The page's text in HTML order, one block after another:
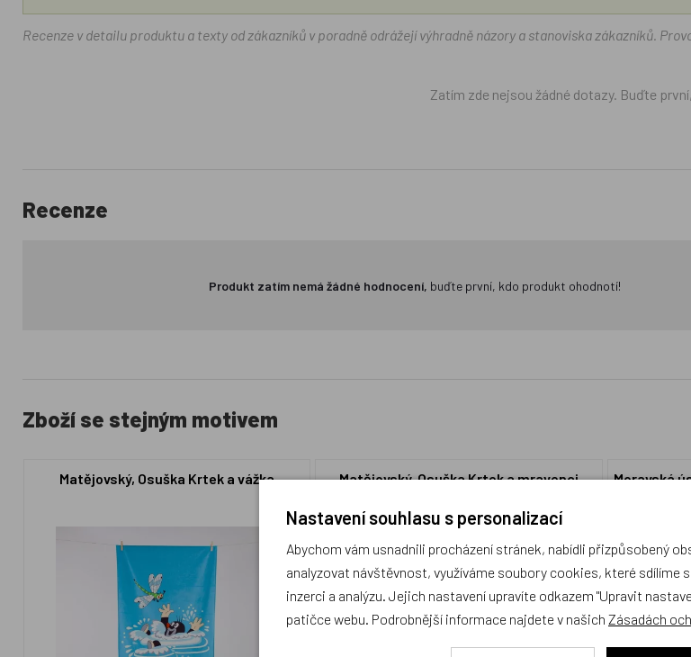
Recenze v detailu produktu a texty od zákazníků v poradně odrážejí výhradně názory a stanoviska zákazníků.
Zatím zde nejsou žádné dotazy. Buďte
Recenze
Produkt zatím nemá žádné hodnocení, buďte první, kdo produkt ohodnotí!
Zboží se stejným motivem
Matějovský, Osuška Krtek a vážka Matějovský, Osuška Krtek a mravenci
Moravská
Doprava
Český
Nastavení souhlasu s personalizací
Abychom vám usnadnili procházení stránek, nabídli přizpůsobený
analyzovat návštěvnost, využíváme soubory cookies, které sdílíme
inzerci a analýzu. Jejich nastavení upravíte odkazem "Upravit
patičce webu. Podrobnější informace najdete v našich Zásadách